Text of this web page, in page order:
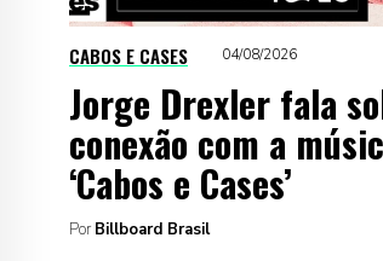
CABOS E CASES 04/08/2026
Jorge Drexler fala
conexão com a
‘Cabos e Cases’
Por Billboard Brasil